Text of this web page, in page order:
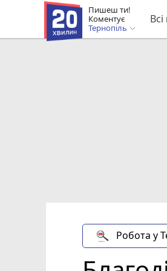
Пишеш ти!
Коментує
Тернопіль
Робота у